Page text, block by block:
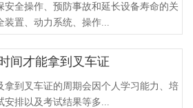
安全操作、预防事故和延长设备寿命的关
置、动力系统、操作...
间才能拿到叉车证
拿到叉车证的周期会因个人学习能力、培
排以及考试结果等多...